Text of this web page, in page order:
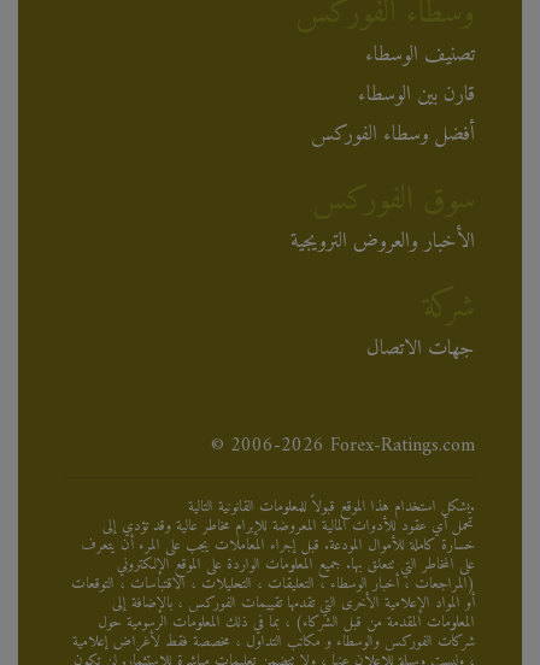
تصنيف الوسطاء
قارن بين الوسطاء
أفضل وسطاء الفوركس
الأخبار والعروض الترويجية
جهات الاتصال
© 2006-2026 Forex-Ratings.com
يشكل استخدام هذا الموقع قبولاً للمعلومات القانونية التالية.
تحمل أي عقود للأدوات المالية المعروضة للإبرام مخاطر عالية وقد تؤدي إلى
خسارة كاملة للأموال المودعة. قبل إجراء المعاملات يجب على المرء أن يتعرف
على المخاطر التي تتعلق بها. جميع المعلومات الواردة على الموقع الإلكتروني
(المراجعات ، أخبار الوسطاء ، التعليقات ، التحليلات ، الاقتباسات ، التوقعات
أو المواد الإعلامية الأخرى التي تقدمها تقييمات الفوركس ، بالإضافة إلى
المعلومات المقدمة من قبل الشركاء) ، بما في ذلك المعلومات الرسومية حول
شركات الفوركس والوسطاء و مكاتب التداول ، مخصصة فقط لأغراض إعلامية